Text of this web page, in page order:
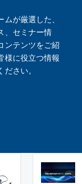
が厳選した、
、セミナー情
ンテンツをご紹
様に役立つ情報
さい。